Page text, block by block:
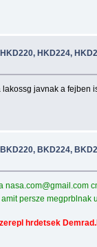
HKD224,
javnak a
BKD224,
nasa.com@gmail.com
persze
hrdetsek